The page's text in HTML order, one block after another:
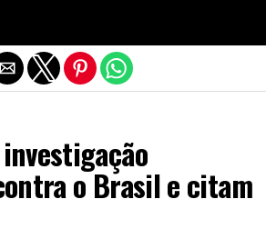
o Brasil e citam